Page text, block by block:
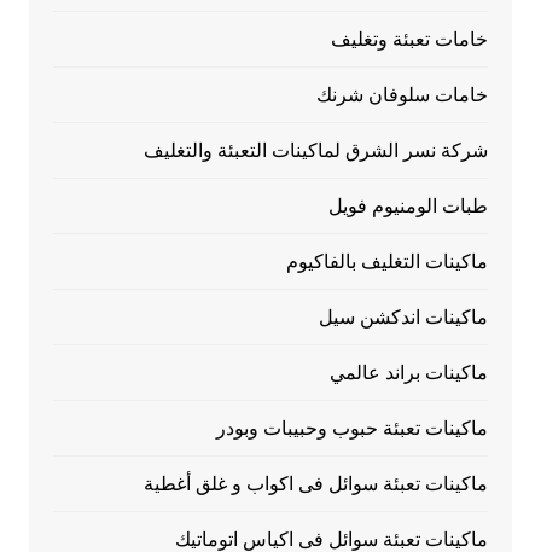
خامات تعبئة وتغليف
خامات سلوفان شرنك
شركة نسر الشرق لماكينات التعبئة والتغليف
طبات الومنيوم فويل
ماكينات التغليف بالفاكيوم
ماكينات اندكشن سيل
ماكينات براند عالمي
ماكينات تعبئة حبوب وحبيبات وبودر
ماكينات تعبئة سوائل فى اكواب و غلق أغطية
ماكينات تعبئة سوائل فى اكياس اتوماتيك